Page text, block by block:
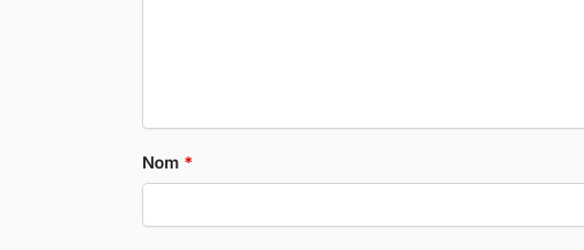
Nom *